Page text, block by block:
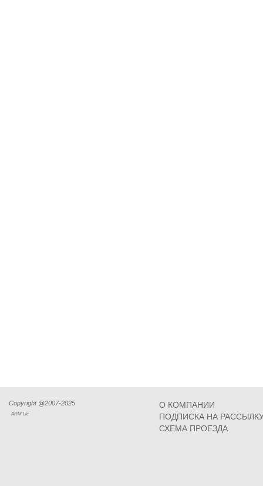
Copyright @2007-2025
ARM Llc
О КОМПАНИИ
ПОДПИСКА НА
СХЕМА ПРОЕЗДА